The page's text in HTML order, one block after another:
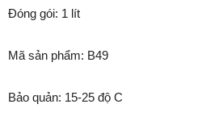
Đóng gói: 1 lít
Mã sản phẩm: B49
Bảo quản: 15-25 độ C